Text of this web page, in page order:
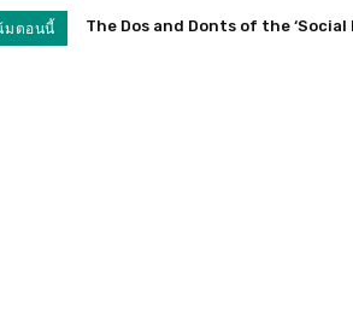
มตอนนี้ The Dos and Donts of the ‘Social
Know the Simptoms: What Will